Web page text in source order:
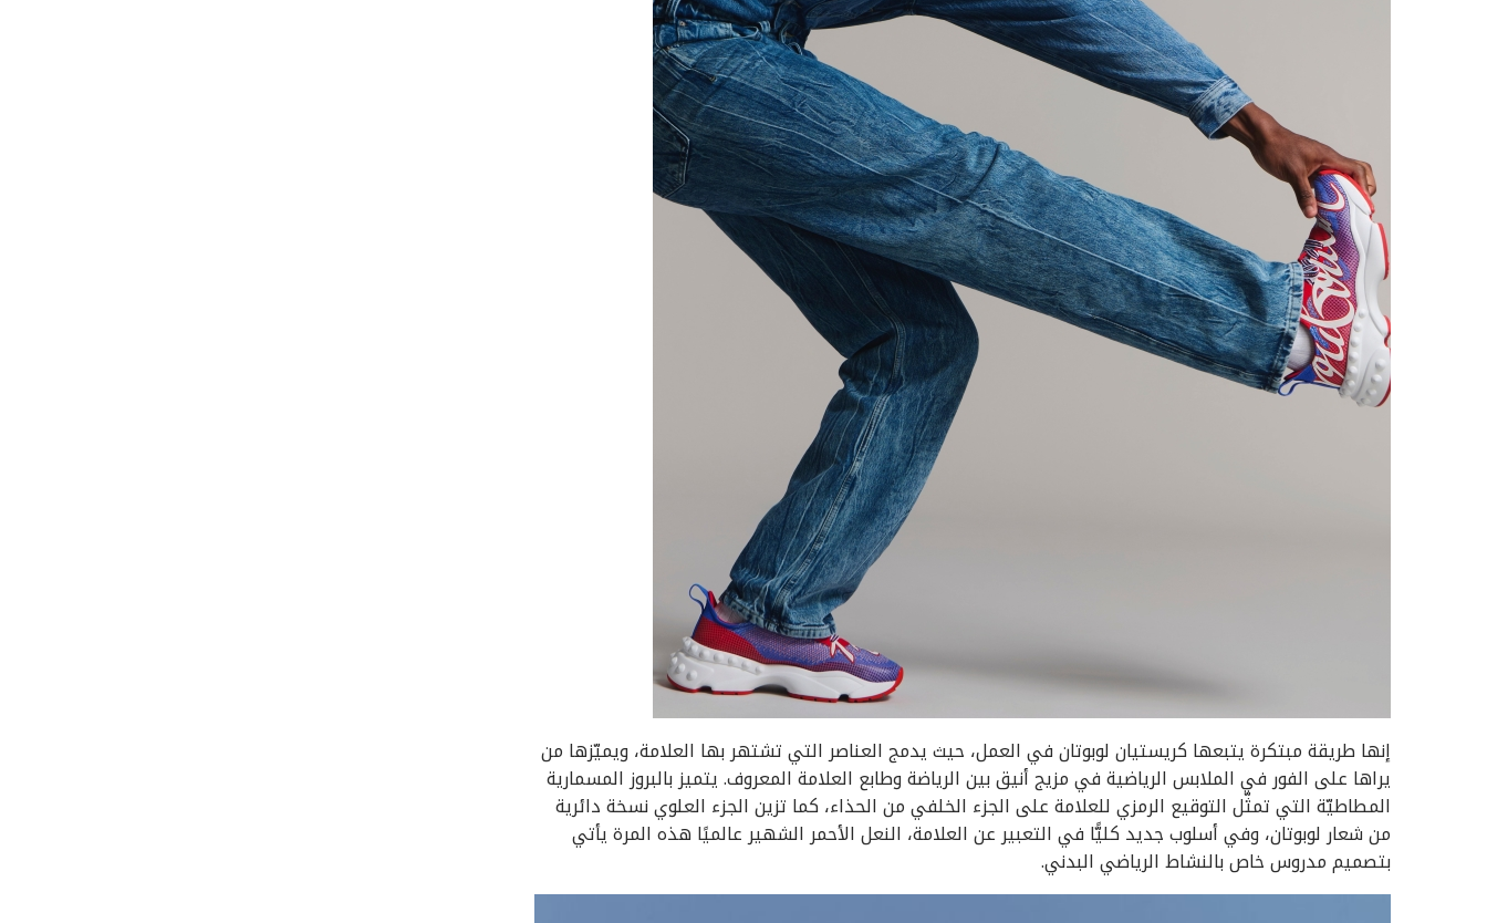
إنها طريقة مبتكرة يتبعها كريستيان لوبوتان في العمل، حيث يدمج العناصر التي تشتهر بها العلامة، ويميّزها من
يراها على الفور في الملابس الرياضية في مزيج أنيق بين الرياضة وطابع العلامة المعروف. يتميز بالبروز المسمارية
المطاطيّة التي تمثّل التوقيع الرمزي للعلامة على الجزء الخلفي من الحذاء، كما تزين الجزء العلوي نسخة دائرية
من شعار لوبوتان، وفي أسلوب جديد كليًّا في التعبير عن العلامة، النعل الأحمر الشهير عالميًا هذه المرة يأتي
بتصميم مدروس خاص بالنشاط الرياضي البدني.